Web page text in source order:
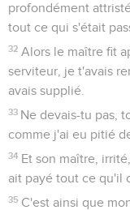
profondément
tout ce qui s'était
32 Alors le maître fit
serviteur, je t'avais
avais supplié.
33 Ne devais-tu pas,
comme j'ai eu pitié
34 Et son maître,
ait payé tout ce qu'il
35 C'est ainsi que